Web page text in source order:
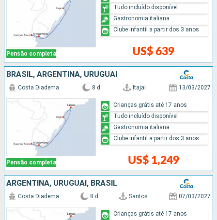
Pensão completa US$ 639
Tudo incluído disponível
Gastronomia italiana
Clube infantil a partir dos 3 anos
BRASIL, ARGENTINA, URUGUAI
Pensão completa
Costa Diadema 8 d Itajai 13/03/2027
US$ 1,249
Crianças grátis até 17 anos
Tudo incluído disponível
Gastronomia italiana
Clube infantil a partir dos 3 anos
ARGENTINA, URUGUAI, BRASIL
Costa Diadema 8 d Santos 07/03/2027
Crianças grátis até 17 anos